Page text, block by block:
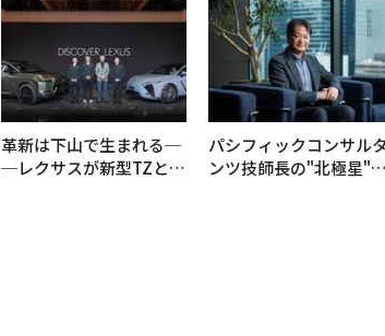
革新は下山で生まれる─
─レクサスが新型TZとE
パシフィックコンサルタ
ンツ技師長の"北極星"。